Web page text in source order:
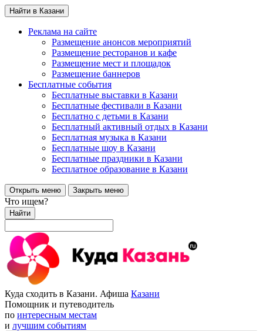
Найти в Казани
Реклама на сайте
Размещение анонсов мероприятий
Размещение ресторанов и кафе
Размещение мест и площадок
Размещение баннеров
Бесплатные события
Бесплатные выставки в Казани
Бесплатные фестивали в Казани
Бесплатно с детьми в Казани
Бесплатный активный отдых в Казани
Бесплатная музыка в Казани
Бесплатные шоу в Казани
Бесплатные праздники в Казани
Бесплатное образование в Казани
Открыть меню Закрыть меню
Что ищем?
Найти
Куда сходить в Казани. Афиша Казани
Помощник и путеводитель
по интересным местам
и лучшим событиям